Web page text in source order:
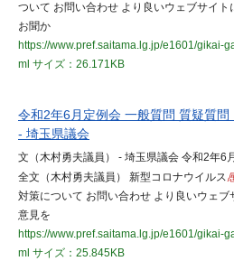
ついて お問い合わせ より良いウェブサイ
お聞か
https://www.pref.saitama.lg.jp/e1601/gikai-
ml サイズ：26.171KB
令和2年6月定例会 一般質問 質疑質問
- 埼玉県議会
文（木村勇夫議員） - 埼玉県議会 令和2年6
全文（木村勇夫議員） 新型コロナウイルス
対策について お問い合わせ より良いウェ
意見を
https://www.pref.saitama.lg.jp/e1601/gikai-
ml サイズ：25.845KB